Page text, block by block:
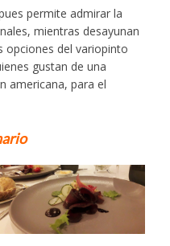
permite admirar la
mientras desayunan
opciones del variopinto
gustan de una
americana, para el